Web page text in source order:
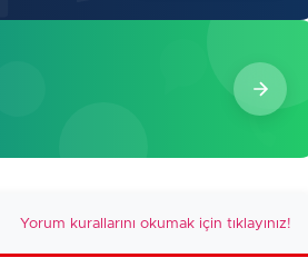
Yorum kurallarını okumak için tıklayınız!